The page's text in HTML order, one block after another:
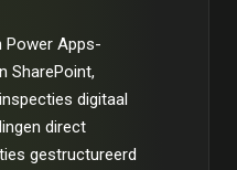
Power Apps-
SharePoint,
digitaal
direct
gestructureerd